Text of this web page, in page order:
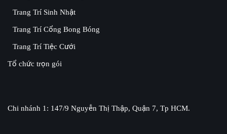
Trang Trí Sinh Nhật
Trang Trí Cổng Bong Bóng
Trang Trí Tiệc Cưới
Tổ chức trọn gói
Chi nhánh 1: 147/9 Nguyễn Thị Thập, Quận 7, Tp HCM.